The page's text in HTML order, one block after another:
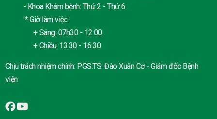
- Khoa Khám bệnh: Thứ 2 - Thứ 6
* Giờ làm việc:
+ Sáng: 07h30 - 12:00
+ Chiều: 13:30 - 16:30
Chịu trách nhiệm chính: PGS.TS. Đào Xuân Cơ - Giám đốc Bệnh
viện